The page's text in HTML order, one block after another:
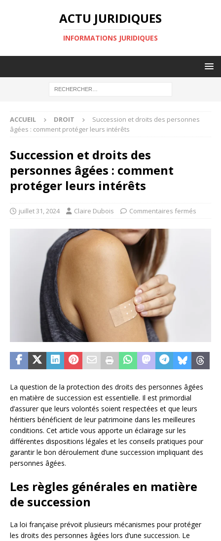
ACTU JURIDIQUES
INFORMATIONS JURIDIQUES
ACCUEIL DROIT
Succession et droits des personnes
âgées : comment protéger leurs intérêts
Succession et droits des
personnes âgées : comment
protéger leurs intérêts
juillet 31, 2024 Claire Dubois Commentaires fermés
La question de la protection des droits des personnes âgées
en matière de succession est essentielle. Il est primordial
d’assurer que leurs volontés soient respectées et que leurs
héritiers bénéficient de leur patrimoine dans les meilleures
conditions. Cet article vous apporte un éclairage sur les
différentes dispositions légales et les conseils pratiques pour
garantir le bon déroulement d’une succession impliquant des
personnes âgées.
Les règles générales en matière
de succession
La loi française prévoit plusieurs mécanismes pour protéger
les droits des personnes âgées lors d’une succession. Le